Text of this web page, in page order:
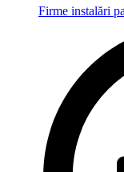
Firme instalări